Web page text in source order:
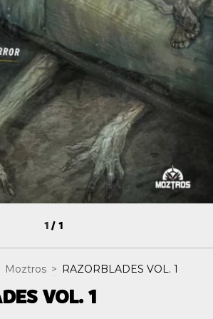
1/1
Moztros > RAZORBLADES VOL. 1
VOL. 1